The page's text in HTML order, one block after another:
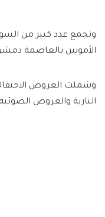
وتجمع عدد كبير من
الأمويين بالعاصمة
وشملت العروض
النارية والعروض